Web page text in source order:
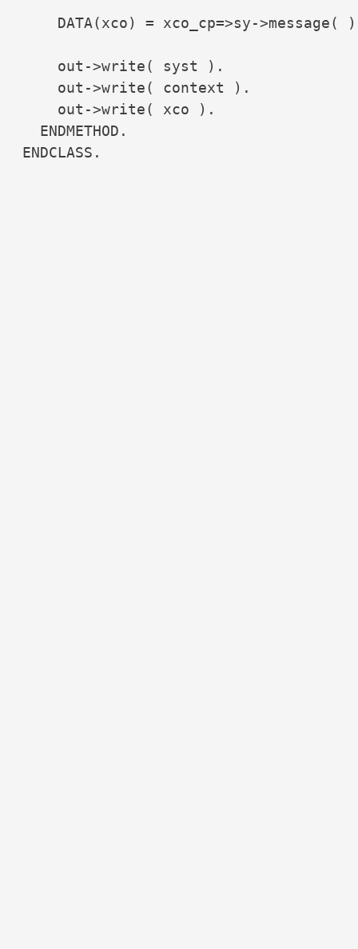
DATA(xco) = xco_cp=>sy->message(
out->write( syst ).
out->write( context ).
out->write( xco ).
ENDMETHOD.
ENDCLASS.